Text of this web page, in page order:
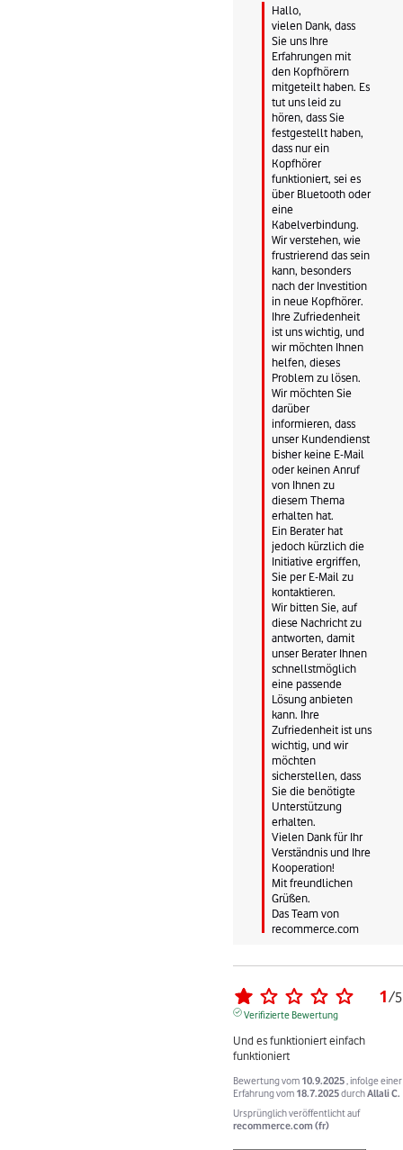
Hallo,
vielen Dank, dass
Sie uns Ihre
Erfahrungen mit
den Kopfhörern
mitgeteilt haben. Es
tut uns leid zu
hören, dass Sie
festgestellt haben,
dass nur ein
Kopfhörer
funktioniert, sei es
über Bluetooth oder
eine
Kabelverbindung.
Wir verstehen, wie
frustrierend das sein
kann, besonders
nach der Investition
in neue Kopfhörer.
Ihre Zufriedenheit
ist uns wichtig, und
wir möchten Ihnen
helfen, dieses
Problem zu lösen.
Wir möchten Sie
darüber
informieren, dass
unser Kundendienst
bisher keine E-Mail
oder keinen Anruf
von Ihnen zu
diesem Thema
erhalten hat.
Ein Berater hat
jedoch kürzlich die
Initiative ergriffen,
Sie per E-Mail zu
kontaktieren.
Wir bitten Sie, auf
diese Nachricht zu
antworten, damit
unser Berater Ihnen
schnellstmöglich
eine passende
Lösung anbieten
kann. Ihre
Zufriedenheit ist uns
wichtig, und wir
möchten
sicherstellen, dass
Sie die benötigte
Unterstützung
erhalten.
Vielen Dank für Ihr
Verständnis und Ihre
Kooperation!
Mit freundlichen
Grüßen.
Das Team von
recommerce.com
1/5
Verifizierte Bewertung
Und es funktioniert einfach
funktioniert
Bewertung vom 10.9.2025 , infolge einer
Erfahrung vom 18.7.2025durchAllali C.
Ursprünglich veröffentlicht auf
recommerce.com (fr)